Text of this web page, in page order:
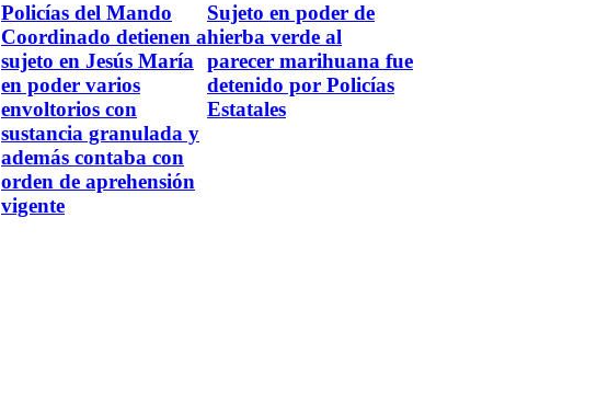
Policías del Mando
Coordinado detienen a
sujeto en Jesús María
en poder varios
envoltorios con
sustancia granulada y
además contaba con
orden de aprehensión
vigente
Sujeto en poder de
hierba verde al
parecer marihuana fue
detenido por Policías
Estatales